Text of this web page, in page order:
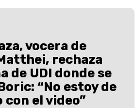
vocera de
rechaza
de UDI donde se
“No estoy de
con el video”